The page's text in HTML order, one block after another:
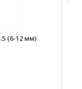
(6-12 мм)